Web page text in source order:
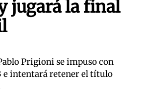
jugará la final
Prigioni se impuso con
e intentará retener el título